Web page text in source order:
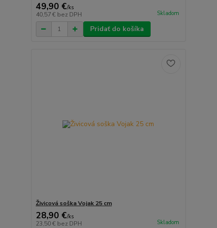
49,90 €/ks
40,57 € bez DPH Skladom
Pridať do košíka
Živicová soška Vojak 25 cm
28,90 €/ks
23,50 € bez DPH Skladom